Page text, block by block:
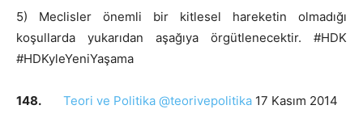
5) Meclisler önemli bir kitlesel hareketin olmadığı
koşullarda yukarıdan aşağıya örgütlenecektir. #HDK
#HDKyleYeniYaşama
148. Teori ve Politika @teorivepolitika 17 Kasım 2014